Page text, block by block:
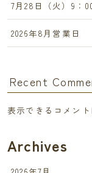
7月28日（火）9：
2026年8月営業日
Recent
表示できるコメント
Archives